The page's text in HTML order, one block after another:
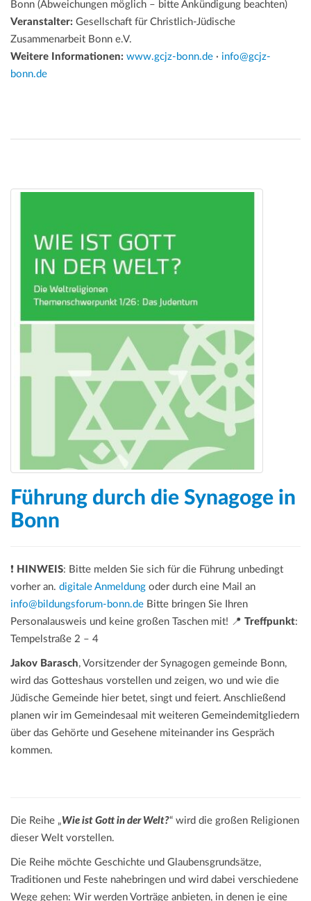
Bonn (Abweichungen möglich – bitte Ankündigung beachten)
Veranstalter: Gesellschaft für Christlich-Jüdische
Zusammenarbeit Bonn e.V.
Weitere Informationen: www.gcjz-bonn.de · info@gcjz-
bonn.de
Führung durch die Synagoge in
Bonn
❗ HINWEIS: Bitte melden Sie sich für die Führung unbedingt
vorher an. digitale Anmeldung oder durch eine Mail an
info@bildungsforum-bonn.de Bitte bringen Sie Ihren
Personalausweis und keine großen Taschen mit! 📍 Treffpunkt:
Tempelstraße 2 – 4
Jakov Barasch, Vorsitzender der Synagogen gemeinde Bonn,
wird das Gotteshaus vorstellen und zeigen, wo und wie die
Jüdische Gemeinde hier betet, singt und feiert. Anschließend
planen wir im Gemeindesaal mit weiteren Gemeindemitgliedern
über das Gehörte und Gesehene miteinander ins Gespräch
kommen.
Die Reihe „Wie ist Gott in der Welt?“ wird die großen Religionen
dieser Welt vorstellen.
Die Reihe möchte Geschichte und Glaubensgrundsätze,
Traditionen und Feste nahebringen und wird dabei verschiedene
Wege gehen: Wir werden Vorträge anbieten, in denen je eine